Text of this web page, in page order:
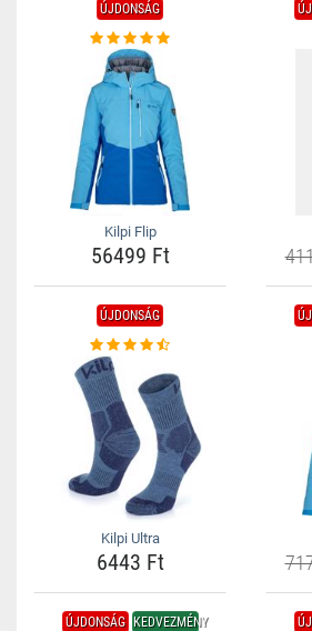
ÚJDONSÁG
Kilpi Flip
56499 Ft
ÚJDONSÁG
Kilpi Ultra
6443 Ft
ÚJDONSÁG KEDVEZMÉNY